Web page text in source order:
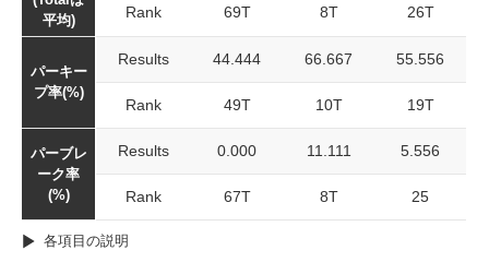
平均)
Rank 69T 8T 26T
パーキー
プ率(%)
Results 44.444 66.667 55.556
Rank 49T 10T 19T
パーブレ
ーク率
(%)
Results 0.000 11.111 5.556
Rank 67T 8T 25
各項目の説明